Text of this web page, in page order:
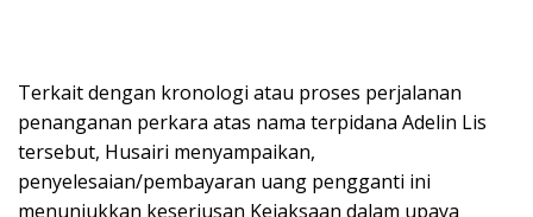
Terkait dengan kronologi atau proses perjalanan
penanganan perkara atas nama terpidana Adelin Lis
tersebut, Husairi menyampaikan,
penyelesaian/pembayaran uang pengganti ini
menunjukkan keseriusan Kejaksaan dalam upaya